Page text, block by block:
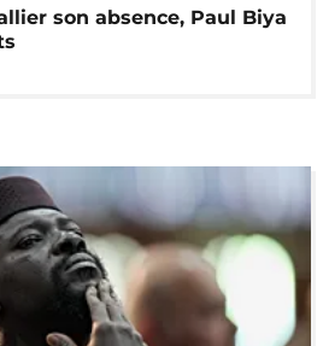
son absence, Paul Biya